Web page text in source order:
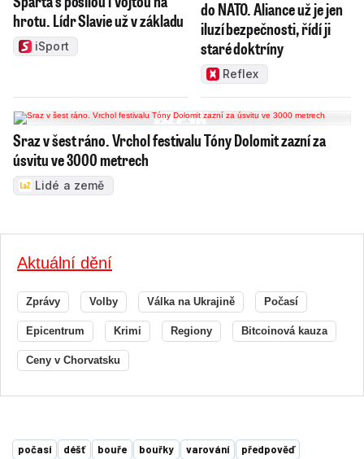
hrotu. Lídr Slavie už v základu
iSport
do NATO. Aliance už je jen
iluzí bezpečnosti, řídí ji
staré doktríny
Reflex
Sraz v šest ráno. Vrchol festivalu Tóny Dolomit zazní za
úsvitu ve 3000 metrech
Lidé a země
Aktuální dění
Zprávy Volby Válka na Ukrajině Počasí
Epicentrum Krimi Regiony Bitcoinová kauza
Ceny v Chorvatsku
počasí déšť bouře bouřky varování předpověď